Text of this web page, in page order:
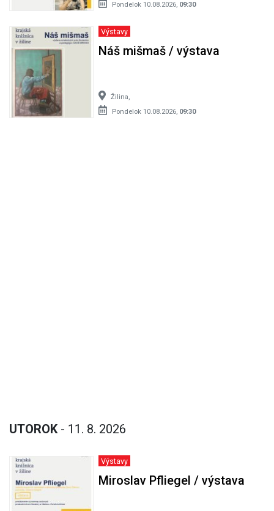
Pondelok 10.08.2026, 09:30
Výstavy
Náš mišmaš / výstava
Žilina,
Pondelok 10.08.2026, 09:30
UTOROK - 11. 8. 2026
Výstavy
Miroslav Pfliegel / výstava